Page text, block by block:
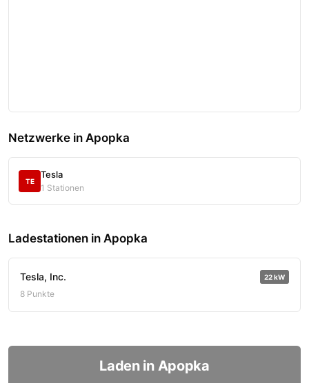
Netzwerke in Apopka
TE
Tesla
1 Stationen
Ladestationen in Apopka
Tesla, Inc. 22 kW
8 Punkte
Laden in Apopka